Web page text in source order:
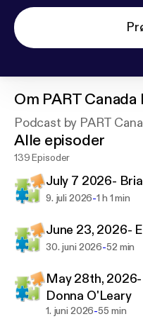
Om PART
Podcast by PART
Alle episoder
139 Episoder
July 7 2026-
9. juli 2026-1 h 1 min
June 23, 2026-
30. juni 2026-52 min
May 28th,
Donna O'Leary
1. juni 2026-55 min